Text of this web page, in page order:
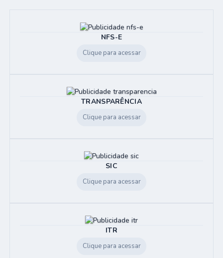
NFS-E
Clique para acessar
TRANSPARÊNCIA
Clique para acessar
SIC
Clique para acessar
ITR
Clique para acessar